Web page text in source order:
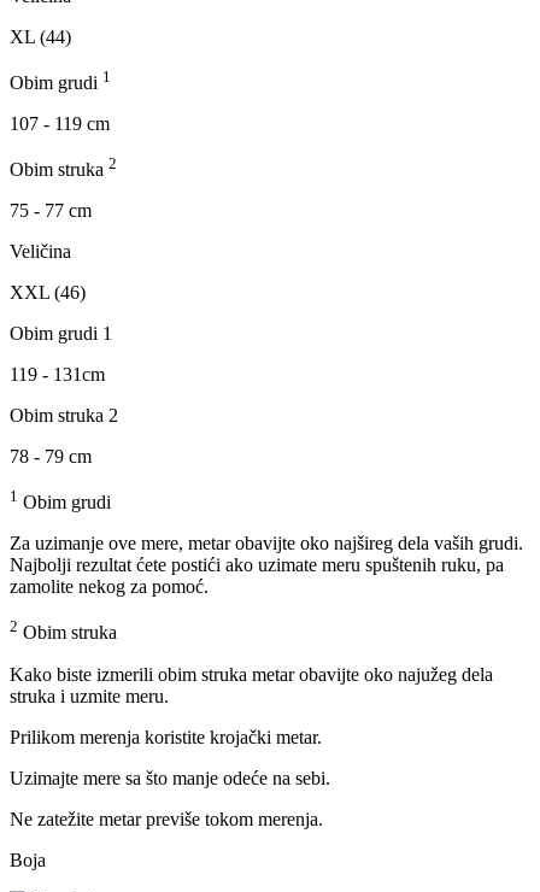
XL (44)
Obim grudi 1
107 - 119 cm
Obim struka 2
75 - 77 cm
Veličina
XXL (46)
Obim grudi 1
119 - 131cm
Obim struka 2
78 - 79 cm
1 Obim grudi
Za uzimanje ove mere, metar obavijte oko najšireg dela vaših grudi.
Najbolji rezultat ćete postići ako uzimate meru spuštenih ruku, pa
zamolite nekog za pomoć.
2 Obim struka
Kako biste izmerili obim struka metar obavijte oko najužeg dela
struka i uzmite meru.
Prilikom merenja koristite krojački metar.
Uzimajte mere sa što manje odeće na sebi.
Ne zatežite metar previše tokom merenja.
Boja